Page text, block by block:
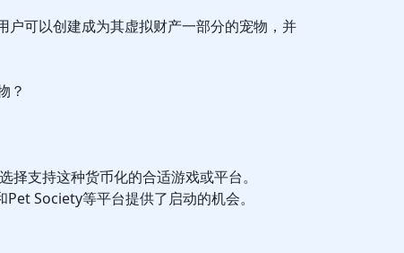
可以创建成为其虚拟财产一部分的宠物，并
？
择支持这种货币化的合适游戏或平台。
Society等平台提供了启动的机会。